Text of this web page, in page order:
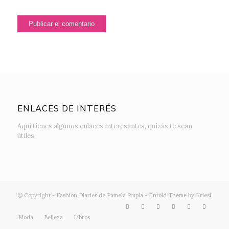
ENLACES DE INTERÉS
Aquí tienes algunos enlaces interesantes, quizás te sean
útiles.
© Copyright - Fashion Diaries de Pamela Stupia - Enfold Theme by Kriesi
Moda Belleza Libros